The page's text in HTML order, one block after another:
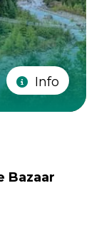
Info
Bazaar